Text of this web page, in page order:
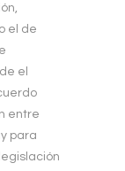
el de
el
entre
para